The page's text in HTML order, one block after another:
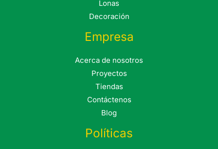
Lonas
Decoración
Empresa
Acerca de nosotros
Proyectos
Tiendas
Contáctenos
Blog
Políticas